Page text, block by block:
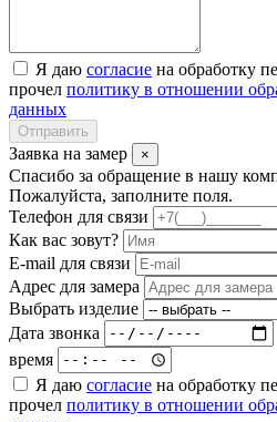
Я даю согласие на обработку
прочел политику в отношении
данных
Отправить
Заявка на замер ×
Спасибо за обращение в нашу
Пожалуйста, заполните поля.
Телефон для связи
Как вас зовут?
E-mail для связи
Адрес для замера
Выбрать изделие
Дата звонка
время
Я даю согласие на обработку
прочел политику в отношении